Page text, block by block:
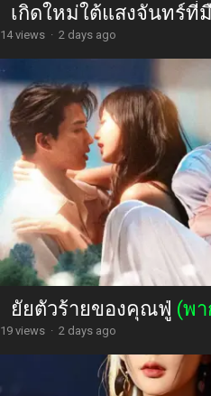
เกิดใหม่ใต้แสงจันทร์ที่
14 views · 2 days ago
ยัยตัวร้ายของคุณฟู่ (พ
19 views · 2 days ago